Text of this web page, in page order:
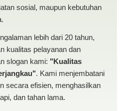
sosial, maupun kebutuhan
lebih dari 20 tahun,
kualitas pelayanan dan
slogan kami: "Kualitas
. Kami menjembatani
secara efisien, menghasilkan
dan tahan lama.